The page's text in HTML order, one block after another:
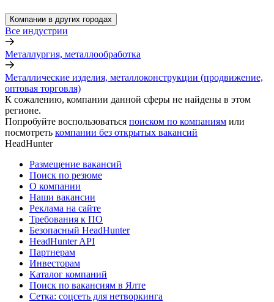
Компании в других городах
Все индустрии
Металлургия, металлообработка
Металлические изделия, металлоконструкции (продвижение,
оптовая торговля)
К сожалению, компании данной сферы не найдены в этом
регионе.
Попробуйте воспользоваться поиском по компаниям или
посмотреть компании без открытых вакансий
HeadHunter
Размещение вакансий
Поиск по резюме
О компании
Наши вакансии
Реклама на сайте
Требования к ПО
Безопасный HeadHunter
HeadHunter API
Партнерам
Инвесторам
Каталог компаний
Поиск по вакансиям в Ялте
Сетка: соцсеть для нетворкинга